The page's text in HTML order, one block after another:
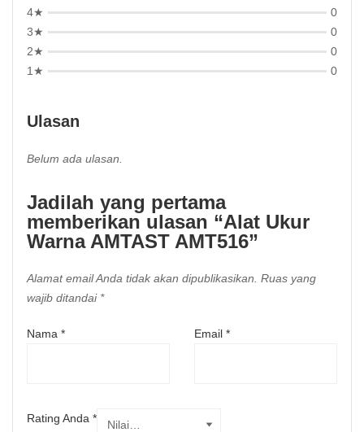
4★
0
3★
0
2★
0
1★
0
Ulasan
Belum ada ulasan.
Jadilah yang pertama
memberikan ulasan “Alat Ukur
Warna AMTAST AMT516”
Alamat email Anda tidak akan dipublikasikan. Ruas yang
wajib ditandai *
Nama * Email *
Rating Anda *